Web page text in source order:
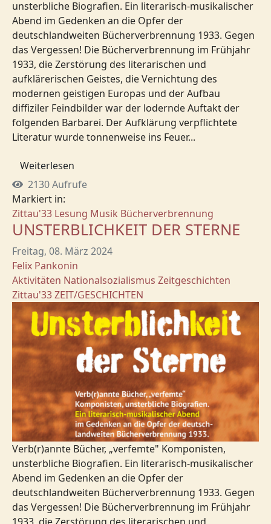
unsterbliche Biografien. Ein literarisch-musikalischer
Abend im Gedenken an die Opfer der
deutschlandweiten Bücherverbrennung 1933. Gegen
das Vergessen! Die Bücherverbrennung im Frühjahr
1933, die Zerstörung des literarischen und
aufklärerischen Geistes, die Vernichtung des
modernen geistigen Europas und der Aufbau
diffiziler Feindbilder war der lodernde Auftakt der
folgenden Barbarei. Der Aufklärung verpflichtete
Literatur wurde tonnenweise ins Feuer...
Weiterlesen
2130 Aufrufe
Markiert in:
Zittau'33 Lesung Musik Bücherverbrennung
UNSTERBLICHKEIT DER STERNE
Freitag, 08. März 2024
Felix Pankonin
Aktivitäten Nationalsozialismus Zeitgeschichten
Zittau'33ZEIT/GESCHICHTEN
Verb(r)annte Bücher, „verfemte" Komponisten,
unsterbliche Biografien. Ein literarisch-musikalischer
Abend im Gedenken an die Opfer der
deutschlandweiten Bücherverbrennung 1933. Gegen
das Vergessen! Die Bücherverbrennung im Frühjahr